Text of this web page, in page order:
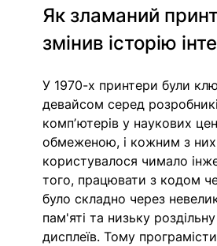
Як зламаний
змінив історію
У 1970-х принтери були
девайсом серед
компʼютерів у наукових
обмеженою, і кожним з них
користувалося чимало
того, працювати з кодом
було складно через
пам'яті та низьку роздільну
дисплеїв. Тому